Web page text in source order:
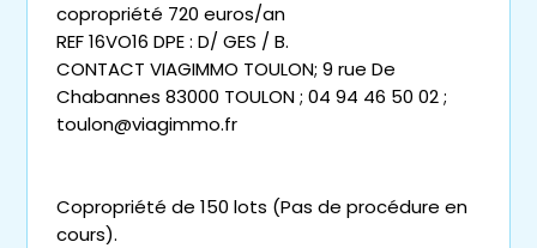
copropriété 720 euros/an
REF 16VO16 DPE : D/ GES / B.
CONTACT VIAGIMMO TOULON; 9 rue De
Chabannes 83000 TOULON ; 04 94 46 50 02 ;
toulon@viagimmo.fr
Copropriété de 150 lots (Pas de procédure en
cours).